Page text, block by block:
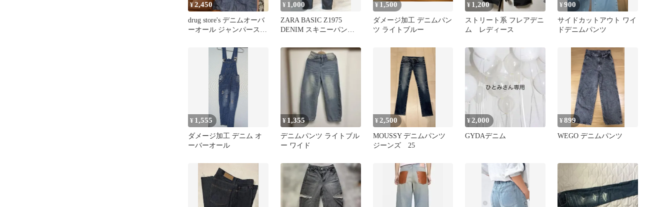
¥2,450
drug store's デニムオーバ
ーオール ジャンパースカ
¥ 1,000
ZARA BASIC Z1975
DENIM スキニーパンツ
¥ 1,500
ダメージ加工 デニムパン
ツ ライトブルー
¥ 1,200
ストリート系 フレアデニ
ム レディース
¥900
サイドカットアウト ワイ
ドデニムパンツ
¥ 1,555
ダメージ加工 デニム オ
ーバーオール
¥ 1,355
デニムパンツ ライトブル
ー ワイド
¥2,500
MOUSSY デニムパンツ
ジーンズ 25
¥2,000
GYDAデニム
¥899
WEGO デニムパンツ